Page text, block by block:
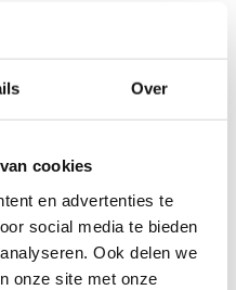
Over
cookies
en advertenties te
social media te bieden
Ook delen we
onze site met onze
in de nieuwe deur.
brievenbuspakkettenof
brievenbus op de muur
de muur of in de tuin biedt
huidige energieprijzen.
voordeur zit, voorkom je